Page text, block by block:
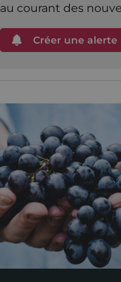
au courant des
Créer une alerte